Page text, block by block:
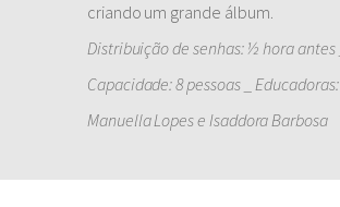
criando um grande álbum.
Distribuição de senhas: ½ hora antes _
Capacidade: 8 pessoas _ Educadoras:
Manuella Lopes e Isaddora Barbosa